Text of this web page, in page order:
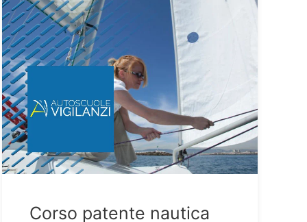
Corso patente nautica